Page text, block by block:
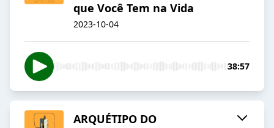
que Você Tem na Vida
2023-10-04
38:57
ARQUÉTIPO DO